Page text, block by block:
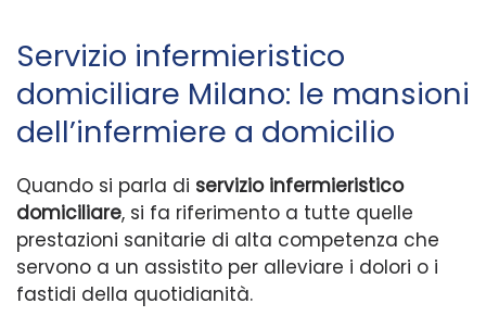
Servizio infermieristico
domiciliare Milano: le mansioni
dell’infermiere a domicilio
Quando si parla di servizio infermieristico
domiciliare, si fa riferimento a tutte quelle
prestazioni sanitarie di alta competenza che
servono a un assistito per alleviare i dolori o i
fastidi della quotidianità.